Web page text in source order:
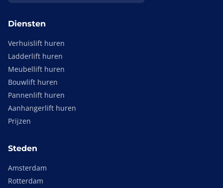
Diensten
Verhuislift huren
Ladderlift huren
Meubellift huren
Bouwlift huren
Pannenlift huren
Aanhangerlift huren
Prijzen
Steden
Amsterdam
Rotterdam